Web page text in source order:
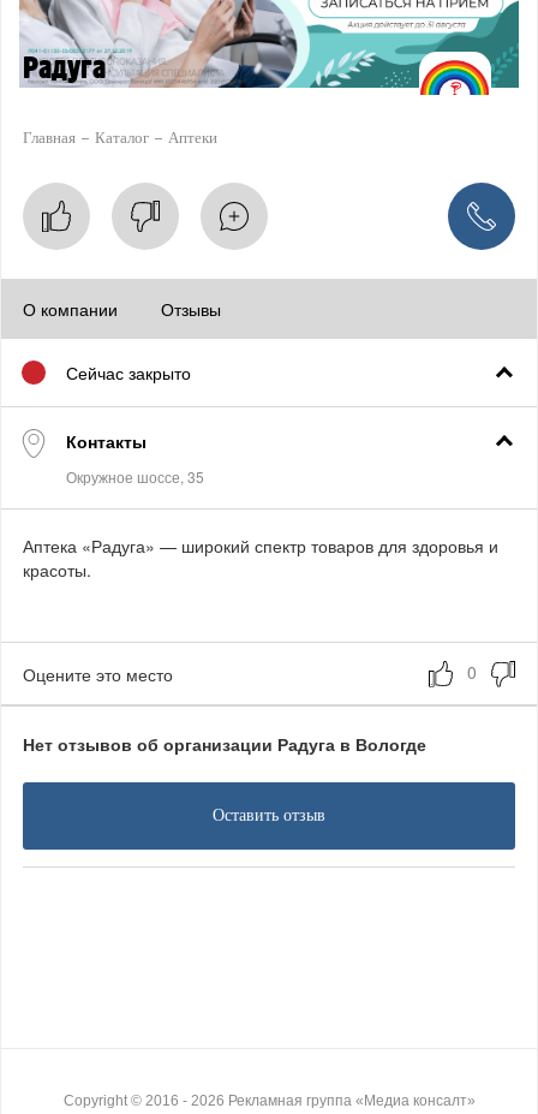
Радуга
Главная Каталог Аптеки
О компании Отзывы
Сейчас закрыто
Контакты
Аптека «Радуга» — широкий спектр товаров для здоровья и
красоты.
Оцените это место
Нет отзывов об организации Радуга в Вологде
Оставить отзыв
Copyright © 2016 - 2026 Рекламная группа «Медиа консалт»